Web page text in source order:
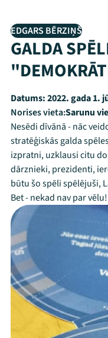
EDGARS BĒRZIŅŠ
GALDA
Datums:2022. gada 1.
Norises vieta:Sarunu
Nesēdi dīvānā - nāc
stratēģiskās galda
izpratni, uzklausi citu
dārznieki, prezidenti,
būtu šo spēli spēlējuši,
Bet - nekad nav par